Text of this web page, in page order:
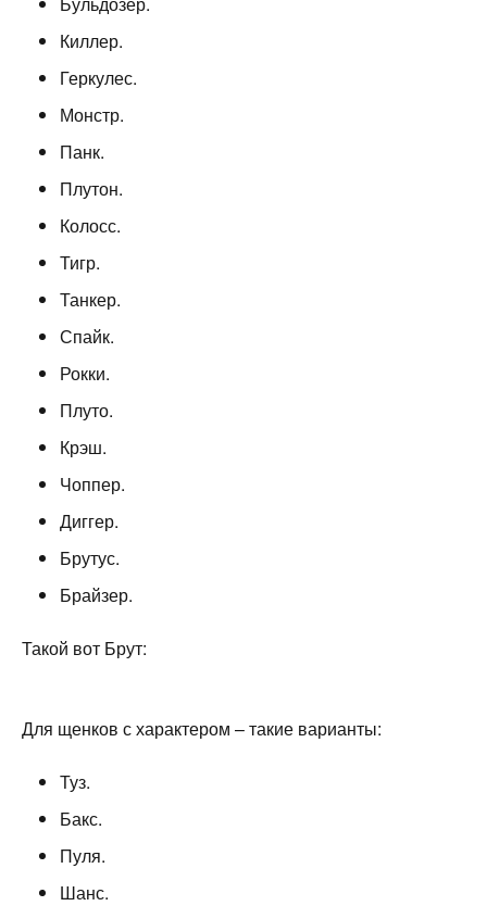
Киллер.
Геркулес.
Монстр.
Панк.
Плутон.
Колосс.
Тигр.
Танкер.
Спайк.
Рокки.
Плуто.
Крэш.
Чоппер.
Диггер.
Брутус.
Брайзер.
Такой вот Брут:
Для щенков с характером – такие варианты:
Туз.
Бакс.
Пуля.
Шанс.